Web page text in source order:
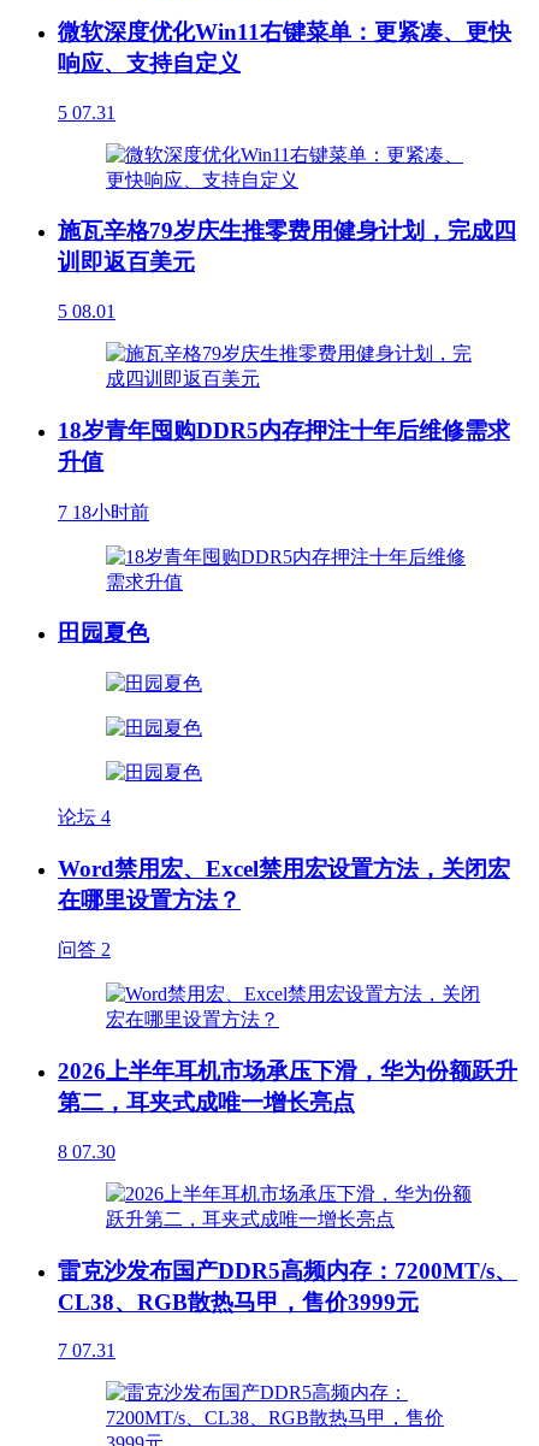
微软深度优化Win11右键菜单：更紧凑、更快
响应、支持自定义
5 07.31
施瓦辛格79岁庆生推零费用健身计划，完成四
训即返百美元
5 08.01
18岁青年囤购DDR5内存押注十年后维修需求
升值
7 18小时前
田园夏色
论坛 4
Word禁用宏、Excel禁用宏设置方法，关闭宏
在哪里设置方法？
问答 2
2026上半年耳机市场承压下滑，华为份额跃升
第二，耳夹式成唯一增长亮点
8 07.30
雷克沙发布国产DDR5高频内存：7200MT/s、
CL38、RGB散热马甲，售价3999元
7 07.31